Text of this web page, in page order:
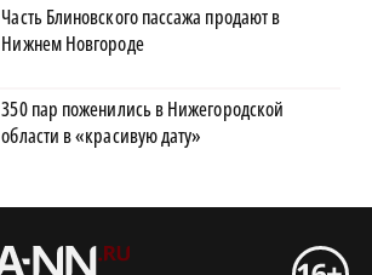
Часть Блиновского пассажа продают в
Нижнем Новгороде
350 пар поженились в Нижегородской
области в «красивую дату»